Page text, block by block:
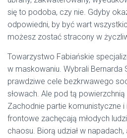
się to podoba, czy nie. Gdyby
odpowiedni, by być wart
możesz zostać stracony w
Towarzystwo Fabiańskie
w maskowaniu. Wybrali Bernarda
prawdziwe cele bezkrwawego
słowach. Ale pod tą
Zachodnie partie komunistyczne
frontowe zachęcają młodych
chaosu. Biorą udział w